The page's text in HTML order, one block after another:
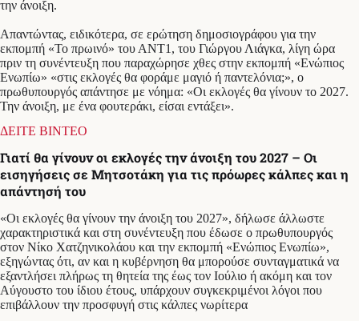
την άνοιξη.
Απαντώντας, ειδικότερα, σε ερώτηση δημοσιογράφου για την
εκπομπή «Το πρωινό» του ΑΝΤ1, του Γιώργου Λιάγκα, λίγη ώρα
πριν τη συνέντευξη που παραχώρησε χθες στην εκπομπή «Ενώπιος
Ενωπίω» «στις εκλογές θα φοράμε μαγιό ή παντελόνια;», ο
πρωθυπουργός απάντησε με νόημα: «Οι εκλογές θα γίνουν το 2027.
Την άνοιξη, με ένα φουτεράκι, είσαι εντάξει».
ΔΕΙΤΕ ΒΙΝΤΕΟ
Γιατί θα γίνουν οι εκλογές την άνοιξη του 2027 – Οι
εισηγήσεις σε Μητσοτάκη για τις πρόωρες κάλπες και η
απάντησή του
«Οι εκλογές θα γίνουν την άνοιξη του 2027», δήλωσε άλλωστε
χαρακτηριστικά και στη συνέντευξη που έδωσε ο πρωθυπουργός
στον Νίκο Χατζηνικολάου και την εκπομπή «Ενώπιος Ενωπίω»,
εξηγώντας ότι, αν και η κυβέρνηση θα μπορούσε συνταγματικά να
εξαντλήσει πλήρως τη θητεία της έως τον Ιούλιο ή ακόμη και τον
Αύγουστο του ίδιου έτους, υπάρχουν συγκεκριμένοι λόγοι που
επιβάλλουν την προσφυγή στις κάλπες νωρίτερα